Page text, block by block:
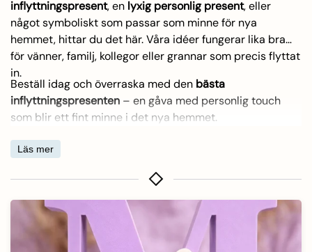
inflyttningspresent, en lyxig personlig present, eller
något symboliskt som passar som minne för nya
hemmet, hittar du det här. Våra idéer fungerar lika bra
för vänner, familj, kollegor eller grannar som precis flyttat
in.
Beställ idag och överraska med den bästa
inflyttningspresenten – en gåva med personlig touch
som blir ett fint minne i det nya hemmet.
Läs mer